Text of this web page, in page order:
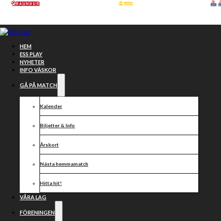
Hoppa till huvudinnehåll
HEM
ESS PLAY
NYHETER
INFO VÄSKOR
GÅ PÅ MATCH
Kalender
Biljetter & Info
Årskort
Nästa hemmamatch
Hitta hit!
VÅRA LAG
FÖRENINGEN
Tillsammans